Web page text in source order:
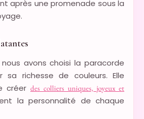
après une promenade sous la
nous avons choisi la paracorde
sa richesse de couleurs. Elle
créer des colliers uniques, joyeux et
la personnalité de chaque